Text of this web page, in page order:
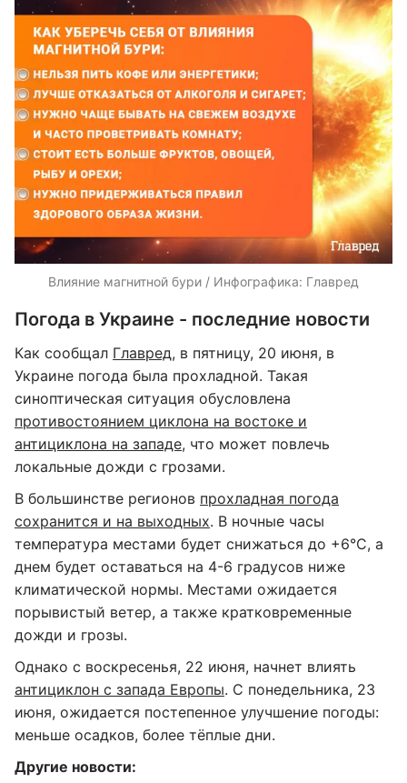
Влияние магнитной бури / Инфографика: Главред
Погода в Украине - последние новости
Как сообщал Главред, в пятницу, 20 июня, в
Украине погода была прохладной. Такая
синоптическая ситуация обусловлена
противостоянием циклона на востоке и
антициклона на западе, что может повлечь
локальные дожди с грозами.
В большинстве регионов прохладная погода
сохранится и на выходных. В ночные часы
температура местами будет снижаться до +6°C, а
днем будет оставаться на 4-6 градусов ниже
климатической нормы. Местами ожидается
порывистый ветер, а также кратковременные
дожди и грозы.
Однако с воскресенья, 22 июня, начнет влиять
антициклон с запада Европы. С понедельника, 23
июня, ожидается постепенное улучшение погоды:
меньше осадков, более тёплые дни.
Другие новости: